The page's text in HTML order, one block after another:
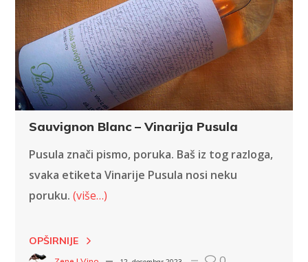
Sauvignon Blanc – Vinarija Pusula
Pusula znači pismo, poruka. Baš iz tog razloga,
svaka etiketa Vinarije Pusula nosi neku
poruku. (više…)
OPŠIRNIJE